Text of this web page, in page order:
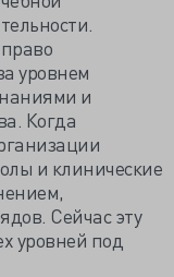
уровнем
и
Когда
и клинические
Сейчас эту
уровней под